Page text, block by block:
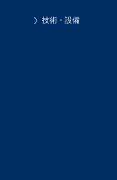
技術・設備